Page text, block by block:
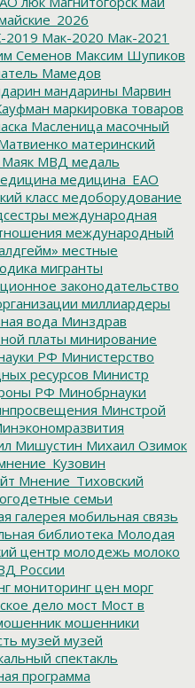
2019 Мак-2020 Мак-2021
Семенов Максим Шупиков
Мамедов
мандарины Марвин
маркировка товаров
Масленица масочный
материнский
Маяк МВД медаль
медицина_ЕАО
класс медоборудование
международная
международный
местные
мигранты
законодательство
миллиардеры
вода Минздрав
платы минирование
РФ Министерство
ресурсов Министр
РФ Минобрнауки
Минстрой
Мишустин Михаил Озимок
Мнение_Тиховский
семьи
галерея мобильная связь
библиотека Молодая
центр молодежь молоко
России
мониторинг цен морг
дело мост Мост в
мошенники
музей музей
спектакль
программа